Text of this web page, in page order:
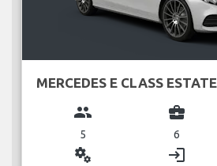
MERCEDES E CLASS ESTATE
group
5
business_center
6
miscellaneous_services login